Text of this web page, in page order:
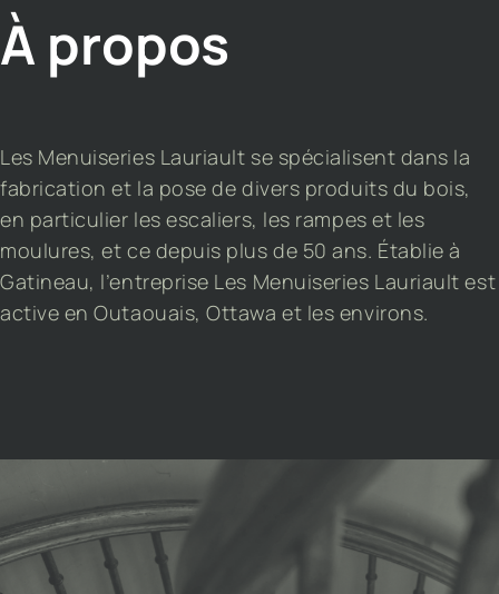
À propos
Les Menuiseries Lauriault se spécialisent dans la
fabrication et la pose de divers produits du bois,
en particulier les escaliers, les rampes et les
moulures, et ce depuis plus de 50 ans. Établie à
Gatineau, l’entreprise Les Menuiseries Lauriault est
active en Outaouais, Ottawa et les environs.